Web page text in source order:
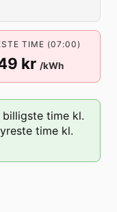
TIME (07:00)
kr /kWh
billigste time kl.
time kl.